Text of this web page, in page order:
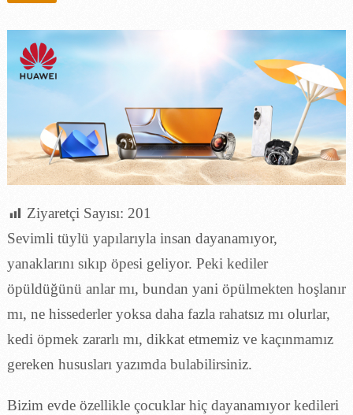
Ziyaretçi Sayısı: 201
Sevimli tüylü yapılarıyla insan dayanamıyor,
yanaklarını sıkıp öpesi geliyor. Peki kediler
öpüldüğünü anlar mı, bundan yani öpülmekten hoşlanır
mı, ne hissederler yoksa daha fazla rahatsız mı olurlar,
kedi öpmek zararlı mı, dikkat etmemiz ve kaçınmamız
gereken hususları yazımda bulabilirsiniz.
Bizim evde özellikle çocuklar hiç dayanamıyor kedileri